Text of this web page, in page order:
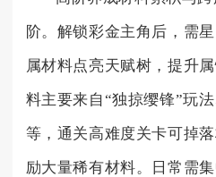
阶。解锁彩金主角后，需
属材料点亮天赋树，提升
料主要来自“独掠缨锋”玩
等，通关高难度关卡可掉
励大量稀有材料。日常需